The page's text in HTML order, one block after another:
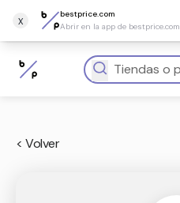
x
bestprice.com
Abrir en la app de bestprice.com
< Volver